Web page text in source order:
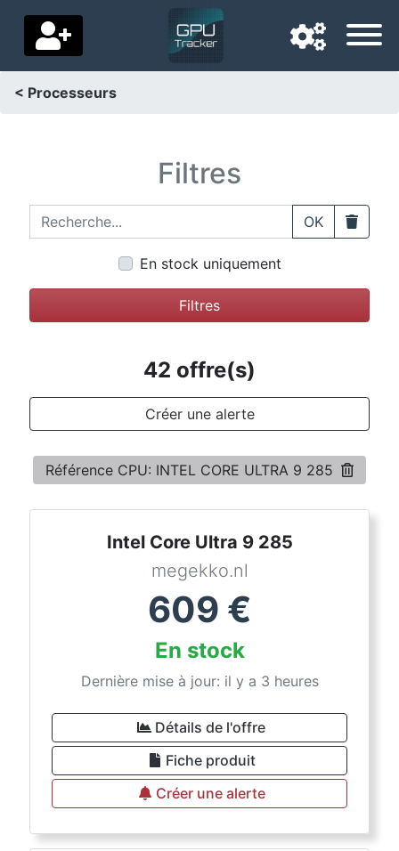
Accueil
Baisses de prix
Paramètres
Soutenez-nous
Conditions
< Processeurs
Filtres
Recherche... OK Clear
En stock uniquement
Filtres
42 offre(s)
Créer une alerte
Référence CPU: INTEL CORE ULTRA 9 285
Intel Core Ultra 9 285
megekko.nl
609 €
En stock
Dernière mise à jour: il y a 3 heures
Détails de l'offre
Fiche produit
Créer une alerte